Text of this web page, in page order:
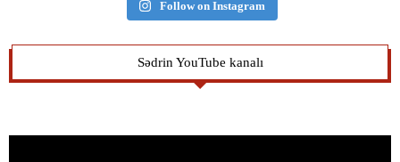
Follow on Instagram
Sədrin YouTube kanalı